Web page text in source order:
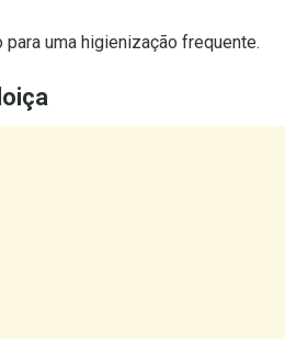
uma higienização frequente.